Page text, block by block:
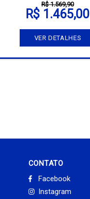
R$ 1.569,90
R$ 1.465,00
VER DETALHES
CONTATO
Facebook
Instagram